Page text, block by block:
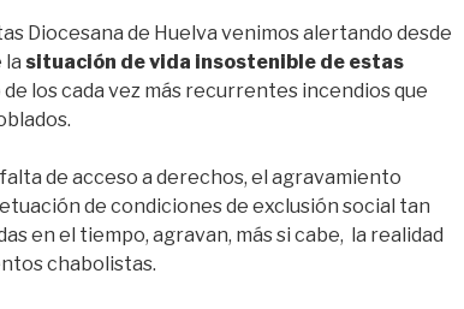
Diocesana de Huelva venimos alertando desde
la situación de vida insostenible de estas
de los cada vez más recurrentes incendios que
de acceso a derechos, el agravamiento
de condiciones de exclusión social tan
en el tiempo, agravan, más si cabe, la realidad
chabolistas.